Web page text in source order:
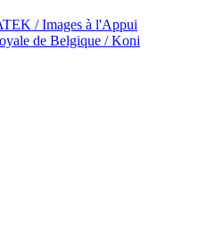
/ Images à l'Appui
de Belgique / Koni